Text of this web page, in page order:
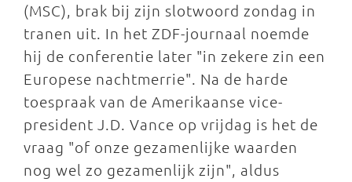
(MSC), brak bij zijn slotwoord zondag in
tranen uit. In het ZDF-journaal noemde
hij de conferentie later "in zekere zin een
Europese nachtmerrie". Na de harde
toespraak van de Amerikaanse vice-
president J.D. Vance op vrijdag is het de
vraag "of onze gezamenlijke waarden
nog wel zo gezamenlijk zijn", aldus